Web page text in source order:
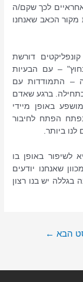
אחראיים לכך שקם/ה
מקור הכאב שאנחנו
דורשת
– עם הבעיות
– התמודדות עם
ברגע שאדם
באופן מיידי
הפתח לחיבור
ביותר.
לשיפור באופן בו
שאנחנו יודעים
בגללה יש בנו רצון
הבא ←